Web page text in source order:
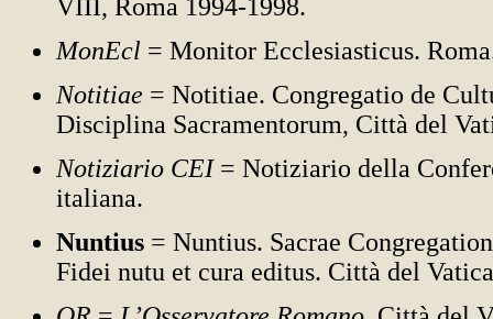
VIII, Roma 1994-1998.
MonEcl = Monitor Ecclesiasticus.
Notitiae = Notitiae. Congregatio de
Disciplina Sacramentorum, Città del
Notiziario CEI= Notiziario della
italiana.
Nuntius = Nuntius. Sacrae
Fidei nutu et cura editus. Città del